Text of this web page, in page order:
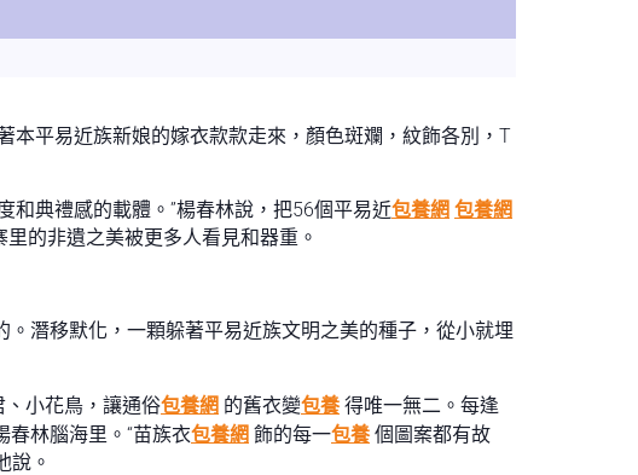
本平易近族新娘的嫁衣款款走來，顏色斑斕，紋飾各別，T
和典禮感的載體。”楊春林說，把56個平易近包養網 包養網
的非遺之美被更多人看見和器重。
潛移默化，一顆躲著平易近族文明之美的種子，從小就埋
小花鳥，讓通俗包養網 的舊衣變包養 得唯一無二。每逢
林腦海里。“苗族衣包養網 飾的每一包養 個圖案都有故
說。